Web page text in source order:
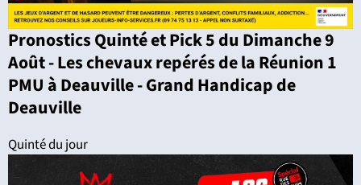
Pronostics Quinté et Pick 5 du Dimanche 9
Août - Les chevaux repérés de la Réunion 1
PMU à Deauville - Grand Handicap de
Deauville
Quinté du jour